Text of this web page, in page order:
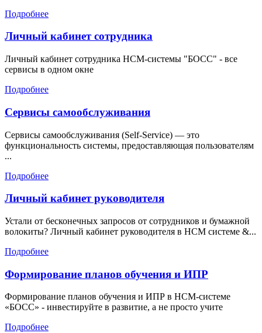
Подробнее
Личный кабинет сотрудника
Личный кабинет сотрудника HCM-системы "БОСС" - все
сервисы в одном окне
Подробнее
Сервисы самообслуживания
Сервисы самообслуживания (Self-Service) — это
функциональность системы, предоставляющая пользователям
...
Подробнее
Личный кабинет руководителя
Устали от бесконечных запросов от сотрудников и бумажной
волокиты? Личный кабинет руководителя в HCM системе &...
Подробнее
Формирование планов обучения и ИПР
Формирование планов обучения и ИПР в HCM-системе
«БОСС» - инвестируйте в развитие, а не просто учите
Подробнее